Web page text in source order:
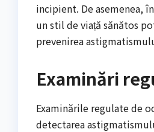
incipient. De asemenea,
un stil de viață sănătos
prevenirea
Examinări
Examinările regulate de
detectarea